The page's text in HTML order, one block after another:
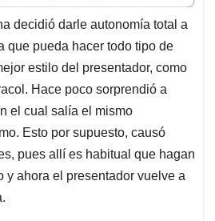
i
l
e
a
d
s
decidió darle autonomía total a
que pueda hacer todo tipo de
estilo del presentador, como
Hace poco sorprendió a
el cual salía el mismo
Esto por supuesto, causó
pues allí es habitual que hagan
y ahora el presentador vuelve a